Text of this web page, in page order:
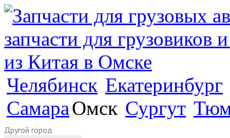
Челябинск Екатеринбург
СамараОмск Сургут
Другой город